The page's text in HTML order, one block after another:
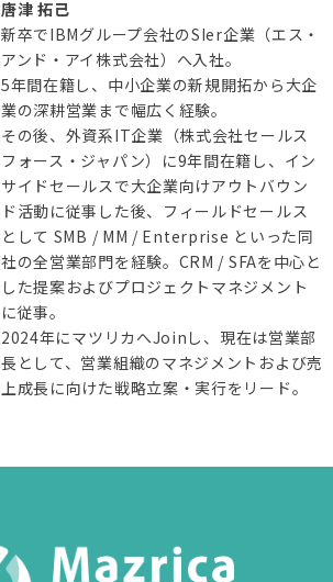
唐津 拓己
新卒でIBMグループ会社のSIer企業（エス・
アンド・アイ株式会社）へ入社。
5年間在籍し、中小企業の新規開拓から大企
業の深耕営業まで幅広く経験。
その後、外資系IT企業（株式会社セールス
フォース・ジャパン）に9年間在籍し、イン
サイドセールスで大企業向けアウトバウン
ド活動に従事した後、フィールドセールス
として SMB / MM / Enterprise といった同
社の全営業部門を経験。CRM / SFAを中心と
した提案およびプロジェクトマネジメント
に従事。
2024年にマツリカへJoinし、現在は営業部
長として、営業組織のマネジメントおよび売
上成長に向けた戦略立案・実行をリード。